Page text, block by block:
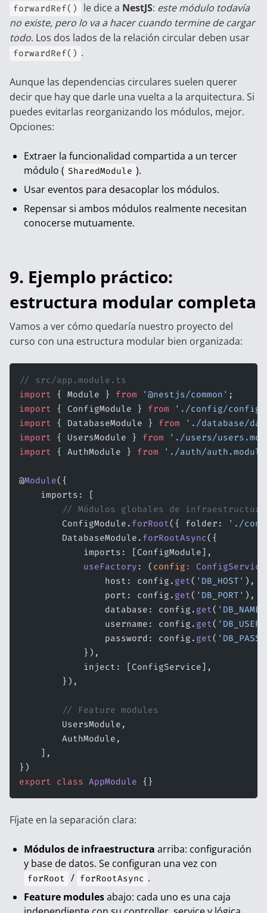
forwardRef() le dice a NestJS: este módulo todavía
no existe, pero lo va a hacer cuando termine de cargar
todo. Los dos lados de la relación circular deben usar
forwardRef() .
Aunque las dependencias circulares suelen querer
decir que hay que darle una vuelta a la arquitectura. Si
puedes evitarlas reorganizando los módulos, mejor.
Opciones:
Extraer la funcionalidad compartida a un tercer
módulo ( SharedModule ).
Usar eventos para desacoplar los módulos.
Repensar si ambos módulos realmente necesitan
conocerse mutuamente.
9. Ejemplo práctico:
estructura modular completa
Vamos a ver cómo quedaría nuestro proyecto del
curso con una estructura modular bien organizada:
// src/app.module.ts
import { Module } from '@nestjs/common' ;
import { ConfigModule } from './config/
import { DatabaseModule } from './database/
import { UsersModule } from './users/
import { AuthModule } from './auth/
@Module({
    imports: [
        // Módulos globales de infraestructura
        ConfigModule.
forRoot({ folder:
'./
        DatabaseModule.
forRootAsync({
            imports: [ConfigModule],
            useFactory
: ( config : ConfigService
                host: config.
get( 'DB_HOST' ),
                port: config.
get( 'DB_PORT' ),
                database: config.
get( 'DB_NAME'
                username: config.
get( 'DB_USER'
                password: config.
get(
            }),
            inject: [ConfigService],
        }),
        // Feature modules
        UsersModule,
        AuthModule,
    ],
})
export class AppModule {}
Fíjate en la separación clara:
Módulos de infraestructura arriba: configuración
y base de datos. Se configuran una vez con
forRoot / forRootAsync .
Feature modulesabajo: cada uno es una caja